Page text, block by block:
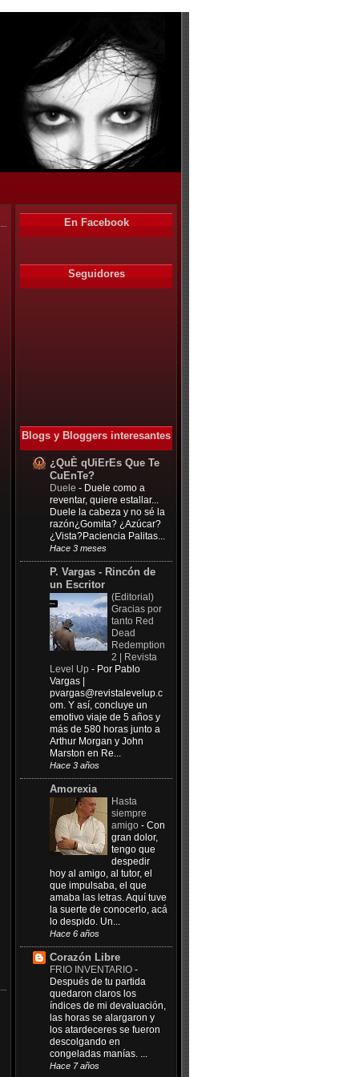
En Facebook
Seguidores
Blogs y Bloggers interesantes
¿QuÈ qUiErEs Que Te
CuEnTe?
Duele - Duele como a
reventar, quiere estallar...
Duele la cabeza y no sé la
razón¿Gomita? ¿Azúcar?
¿Vista?Paciencia Palitas...
Hace 3 meses
P. Vargas - Rincón de
un Escritor
(Editorial)
Gracias por
tanto Red
Dead
Redemption
2 | Revista
Level Up - Por Pablo
Vargas |
pvargas@revistalevelup.c
om. Y así, concluye un
emotivo viaje de 5 años y
más de 580 horas junto a
Arthur Morgan y John
Marston en Re...
Hace 3 años
Amorexia
Hasta
siempre
amigo - Con
gran dolor,
tengo que
despedir
hoy al amigo, al tutor, el
que impulsaba, el que
amaba las letras. Aquí tuve
la suerte de conocerlo, acá
lo despido. Un...
Hace 6 años
Corazón Libre
FRIO INVENTARIO -
Después de tu partida
quedaron claros los
índices de mi devaluación,
las horas se alargaron y
los atardeceres se fueron
descolgando en
congeladas manías. ...
Hace 7 años